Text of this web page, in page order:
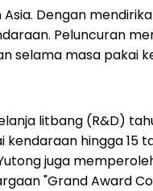
Dengan
Peluncuran
selama masa pakai
litbang (R&D)
hingga 15
juga
"Grand Award